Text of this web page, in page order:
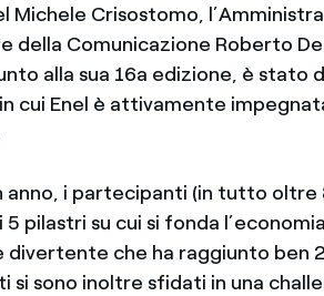
Michele Crisostomo,
della Comunicazione Roberto
alla sua 16a edizione, è stato
cui Enel è attivamente
anno, i partecipanti (in tutto oltre
5 pilastri su cui si fonda
divertente che ha raggiunto ben
si sono inoltre sfidati in una